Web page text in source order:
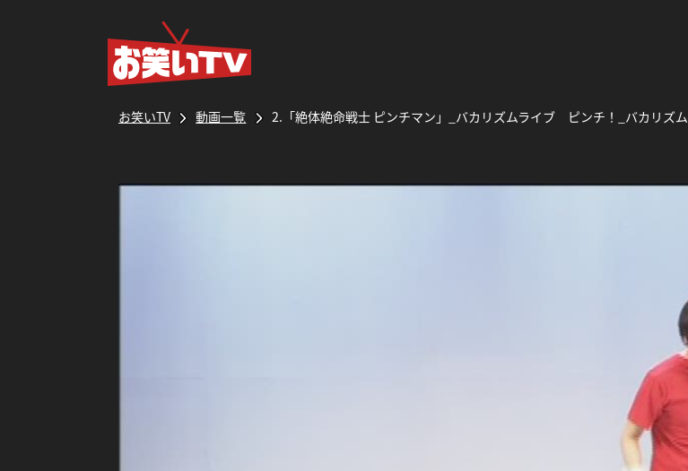
お笑いTV 動画一覧 2.「絶体絶命戦士 ピンチマン」_バカリズムライブ ピンチ！_バカリズム